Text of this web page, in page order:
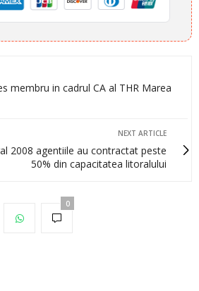
membru in cadrul CA al THR Marea
NEXT ARTICLE
2008 agentiile au contractat peste
50% din capacitatea litoralului
0